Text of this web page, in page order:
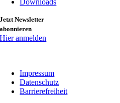
Jetzt Newsletter
abonnieren
Hier anmelden
Impressum
Datenschutz
Barrierefreiheit